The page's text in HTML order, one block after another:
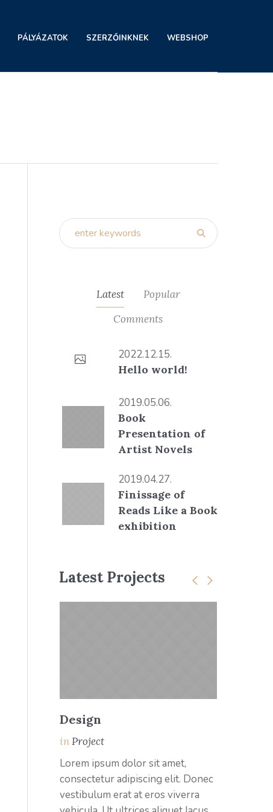
PÁLYÁZATOK SZERZŐINKNEK WEBSHOP
Latest
Popular
Comments
2022.12.15.
Hello world!
2019.05.06.
Book
Presentation of
Artist Novels
2019.04.27.
Finissage of
Reads Like a Book
exhibition
Latest Projects
Design
inProject
Lorem ipsum dolor sit amet,
consectetur adipiscing elit. Donec
vestibulum erat at eros viverra